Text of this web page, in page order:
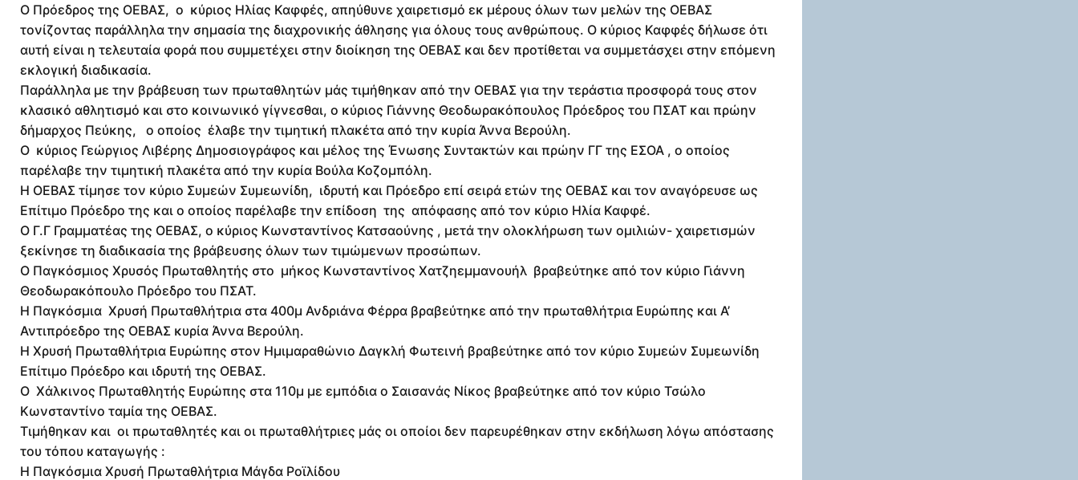
Ο Πρόεδρος της ΟΕΒΑΣ, ο κύριος Ηλίας Καφφές, απηύθυνε χαιρετισμό εκ μέρους όλων των μελών της ΟΕΒΑΣ
τονίζοντας παράλληλα την σημασία της διαχρονικής άθλησης για όλους τους ανθρώπους. Ο κύριος Καφφές δήλωσε ότι
αυτή είναι η τελευταία φορά που συμμετέχει στην διοίκηση της ΟΕΒΑΣ και δεν προτίθεται να συμμετάσχει στην επόμενη
εκλογική διαδικασία.
Παράλληλα με την βράβευση των πρωταθλητών μάς τιμήθηκαν από την ΟΕΒΑΣ για την τεράστια προσφορά τους στον
κλασικό αθλητισμό και στο κοινωνικό γίγνεσθαι, ο κύριος Γιάννης Θεοδωρακόπουλος Πρόεδρος του ΠΣΑΤ και πρώην
δήμαρχος Πεύκης, ο οποίος έλαβε την τιμητική πλακέτα από την κυρία Άννα Βερούλη.
Ο κύριος Γεώργιος Λιβέρης Δημοσιογράφος και μέλος της Ένωσης Συντακτών και πρώην ΓΓ της ΕΣΟΑ , ο οποίος
παρέλαβε την τιμητική πλακέτα από την κυρία Βούλα Κοζομπόλη.
Η ΟΕΒΑΣ τίμησε τον κύριο Συμεών Συμεωνίδη, ιδρυτή και Πρόεδρο επί σειρά ετών της ΟΕΒΑΣ και τον αναγόρευσε ως
Επίτιμο Πρόεδρο της και ο οποίος παρέλαβε την επίδοση της απόφασης από τον κύριο Ηλία Καφφέ.
Ο Γ.Γ Γραμματέας της ΟΕΒΑΣ, ο κύριος Κωνσταντίνος Κατσαούνης , μετά την ολοκλήρωση των ομιλιών- χαιρετισμών
ξεκίνησε τη διαδικασία της βράβευσης όλων των τιμώμενων προσώπων.
Ο Παγκόσμιος Χρυσός Πρωταθλητής στο μήκος Κωνσταντίνος Χατζηεμμανουήλ βραβεύτηκε από τον κύριο Γιάννη
Θεοδωρακόπουλο Πρόεδρο του ΠΣΑΤ.
Η Παγκόσμια Χρυσή Πρωταθλήτρια στα 400μ Ανδριάνα Φέρρα βραβεύτηκε από την πρωταθλήτρια Ευρώπης και Α’
Αντιπρόεδρο της ΟΕΒΑΣ κυρία Άννα Βερούλη.
Η Χρυσή Πρωταθλήτρια Ευρώπης στον Ημιμαραθώνιο Δαγκλή Φωτεινή βραβεύτηκε από τον κύριο Συμεών Συμεωνίδη
Επίτιμο Πρόεδρο και ιδρυτή της ΟΕΒΑΣ.
Ο Χάλκινος Πρωταθλητής Ευρώπης στα 110μ με εμπόδια ο Σαισανάς Νίκος βραβεύτηκε από τον κύριο Τσώλο
Κωνσταντίνο ταμία της ΟΕΒΑΣ.
Τιμήθηκαν και οι πρωταθλητές και οι πρωταθλήτριες μάς οι οποίοι δεν παρευρέθηκαν στην εκδήλωση λόγω απόστασης
του τόπου καταγωγής :
Η Παγκόσμια Χρυσή Πρωταθλήτρια Μάγδα Ροϊλίδου